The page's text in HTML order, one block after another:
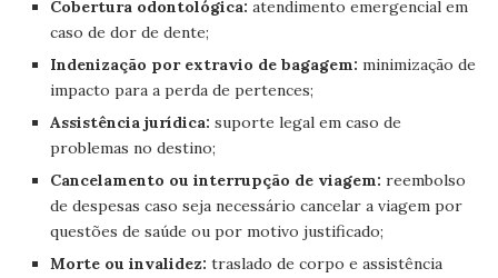
Cobertura odontológica: atendimento emergencial em
caso de dor de dente;
Indenização por extravio de bagagem: minimização de
impacto para a perda de pertences;
Assistência jurídica: suporte legal em caso de
problemas no destino;
Cancelamento ou interrupção de viagem: reembolso
de despesas caso seja necessário cancelar a viagem por
questões de saúde ou por motivo justificado;
Morte ou invalidez: traslado de corpo e assistência